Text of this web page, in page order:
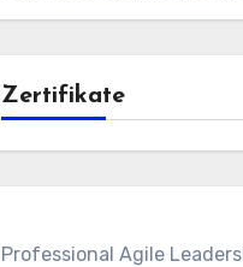
Zertifikate
Professional Agile